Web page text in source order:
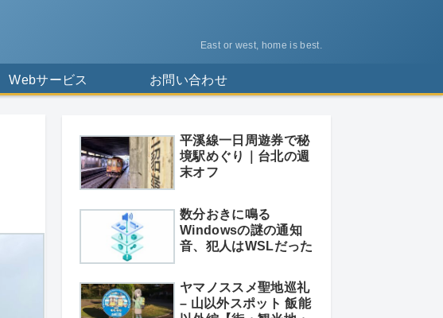
East or west, home is best.
Webサービス お問い合わせ
平溪線一日周遊券で秘
境駅めぐり｜台北の週
末オフ
数分おきに鳴る
Windowsの謎の通知
音、犯人はWSLだった
ヤマノススメ聖地巡礼
– 山以外スポット 飯能